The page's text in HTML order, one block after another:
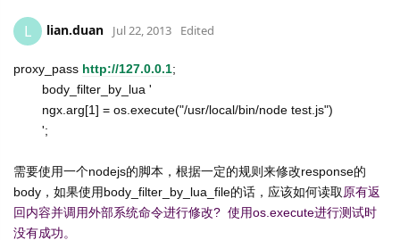
L lian.duan Jul 22, 2013 Edited
proxy_pass http://127.0.0.1;
body_filter_by_lua '
ngx.arg[1] = os.execute("/usr/local/bin/node test.js")
';
需要使用一个nodejs的脚本，根据一定的规则来修改response的
body，如果使用body_filter_by_lua_file的话，应该如何读取 原有返
回内容并调用外部系统命令进行修改? 使用os.execute进行测试时
没有成功。